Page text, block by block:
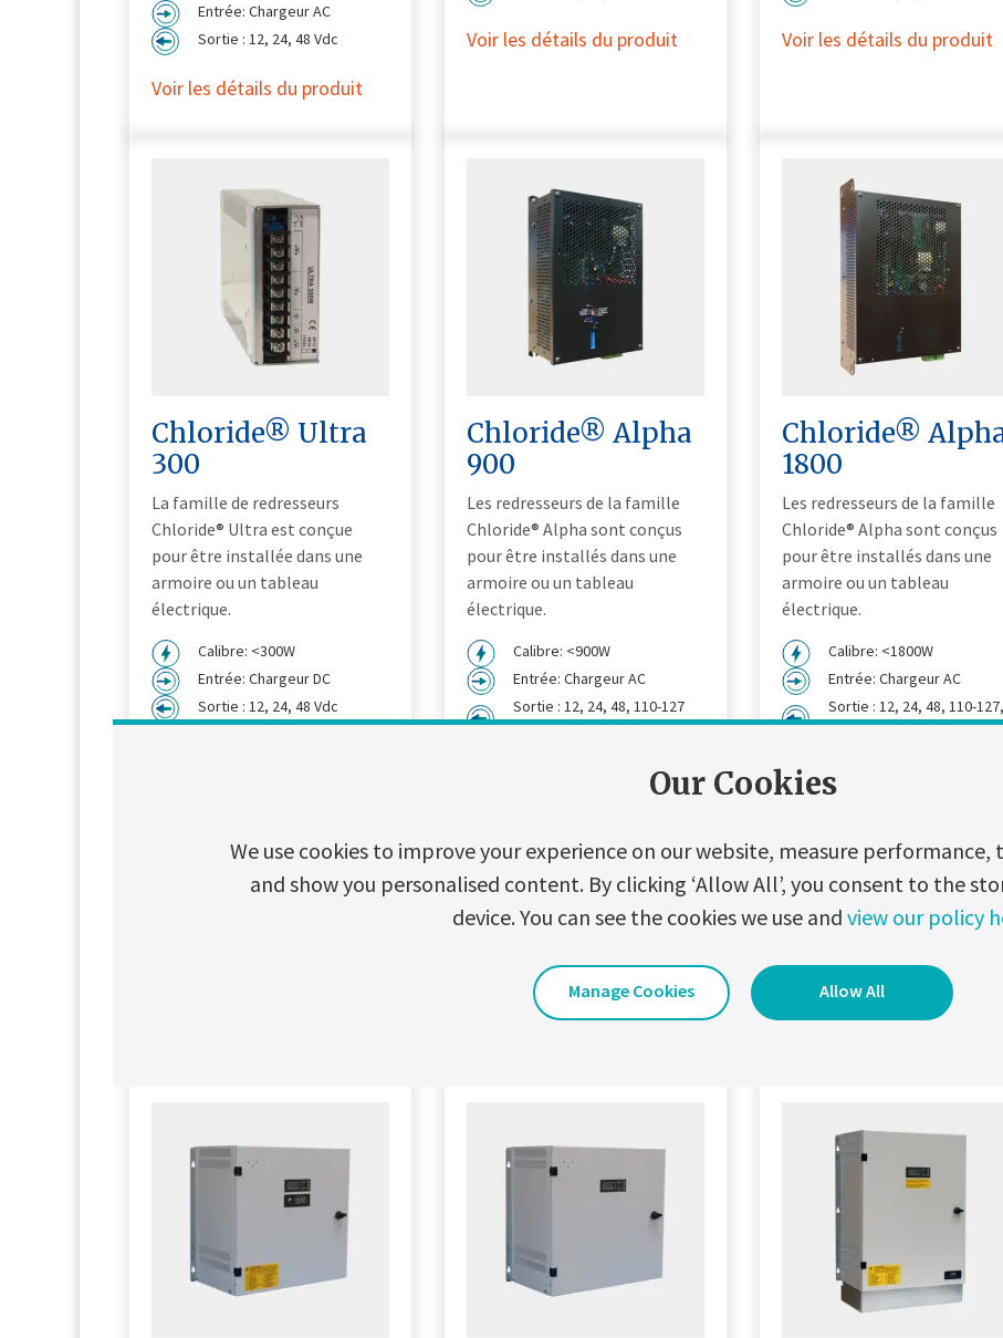
Entrée: Chargeur AC
Sortie : 12, 24, 48 Vdc
Voir les détails du produit
Voir les détails du produit Voir les détails du produit
Chloride® Ultra
300
La famille de redresseurs
Chloride® Ultra est conçue
pour être installée dans une
armoire ou un tableau
électrique.
Calibre: <300W
Entrée: Chargeur DC
Sortie : 12, 24, 48 Vdc
Chloride® Alpha
900
Les redresseurs de la famille
Chloride® Alpha sont conçus
pour être installés dans une
armoire ou un tableau
électrique.
Calibre: <900W
Entrée: Chargeur AC
Sortie : 12, 24, 48, 110-127
Vdc
Voir les détails du produit
Chloride®
1800
Les redresseurs de la famille
Chloride® Alpha sont conçus
pour être installés dans une
armoire ou un tableau
électrique.
Calibre: <1800W
Entrée: Chargeur AC
Sortie : 12, 24, 48, 110-127,
220 Vdc
Voir les détails du produit
Coffrets d'énergie
Our Cookies
We use cookies to improve your experience on our website, measure
and show you personalised content. By clicking ‘Allow All’, you consent to the
device. You can see the cookies we use and view our policy
Manage Cookies Allow All